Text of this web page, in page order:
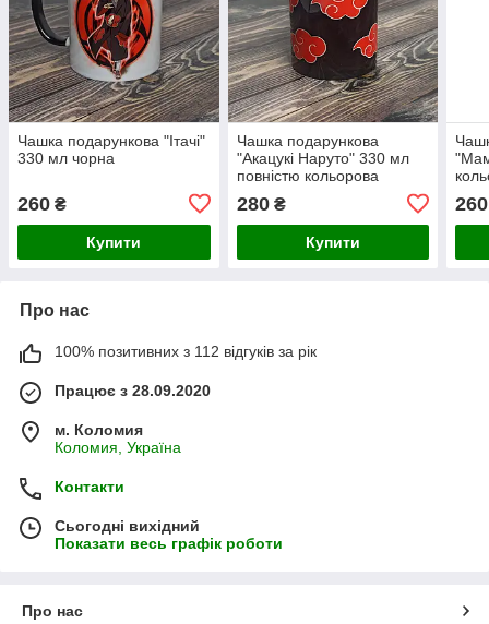
Чашка подарункова "Ітачі"
330 мл чорна
260 ₴
Купити
Чашка подарункова
"Акацукі Наруто" 330 мл
повністю кольорова
280₴
Купити
260
Про нас
100% позитивних з 112 відгуків за рік
Працює з 28.09.2020
м. Коломия
Коломия, Україна
Контакти
Сьогодні вихідний
Показати весь графік роботи
Про нас